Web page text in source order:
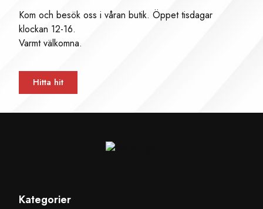
Kom och besök oss i våran butik. Öppet tisdagar
klockan 12-16.
Varmt välkomna.
Hitta hit
Kategorier